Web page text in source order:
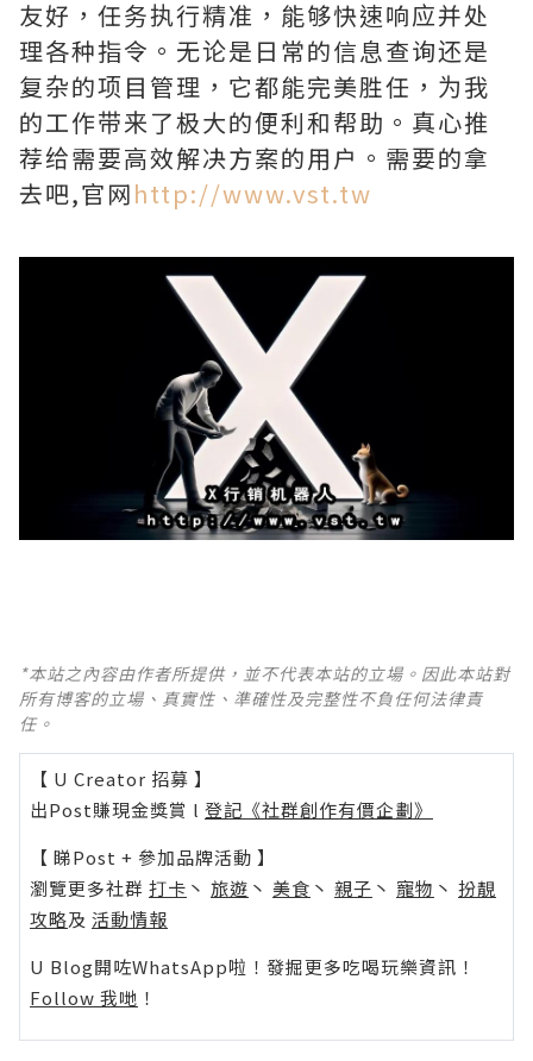
友好，任务执行精准，能够快速响应并处
理各种指令。无论是日常的信息查询还是
复杂的项目管理，它都能完美胜任，为我
的工作带来了极大的便利和帮助。真心推
荐给需要高效解决方案的用户。需要的拿
去吧,官网http://www.vst.tw
*本站之內容由作者所提供，並不代表本站的立場。因此本站對
所有博客的立場、真實性、準確性及完整性不負任何法律責
任。
【 U Creator 招募 】
出Post賺現金獎賞 l 登記《社群創作有價企劃》
【 睇Post + 參加品牌活動 】
瀏覽更多社群 打卡 丶 旅遊 丶 美食 丶 親子 丶 寵物 丶 扮靚
攻略及 活動情報
U Blog開咗WhatsApp啦！發掘更多吃喝玩樂資訊！
Follow 我哋 ！